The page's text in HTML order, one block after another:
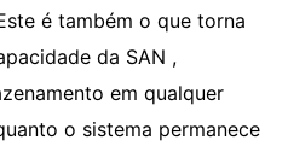
é também o que torna
da SAN ,
em qualquer
o sistema permanece